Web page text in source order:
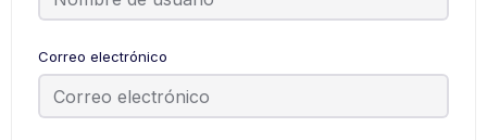
Correo electrónico